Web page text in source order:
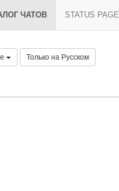
ЧАТОВ STATUS PAGE
Только на Русском